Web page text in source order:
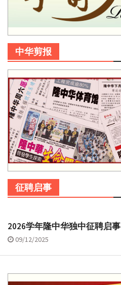
中华剪报
征聘启事
2026学年隆中华独中征聘启事
09/12/2025